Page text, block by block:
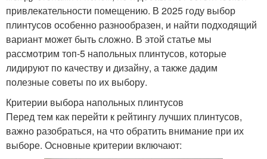
привлекательности помещению. В 2025 году выбор
плинтусов особенно разнообразен, и найти подходящий
вариант может быть сложно. В этой статье мы
рассмотрим топ-5 напольных плинтусов, которые
лидируют по качеству и дизайну, а также дадим
полезные советы по их выбору.
Критерии выбора напольных плинтусов
Перед тем как перейти к рейтингу лучших плинтусов,
важно разобраться, на что обратить внимание при их
выборе. Основные критерии включают: